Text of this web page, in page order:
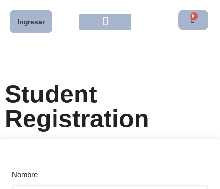
Ingresar
0
Student
Registration
Nombre